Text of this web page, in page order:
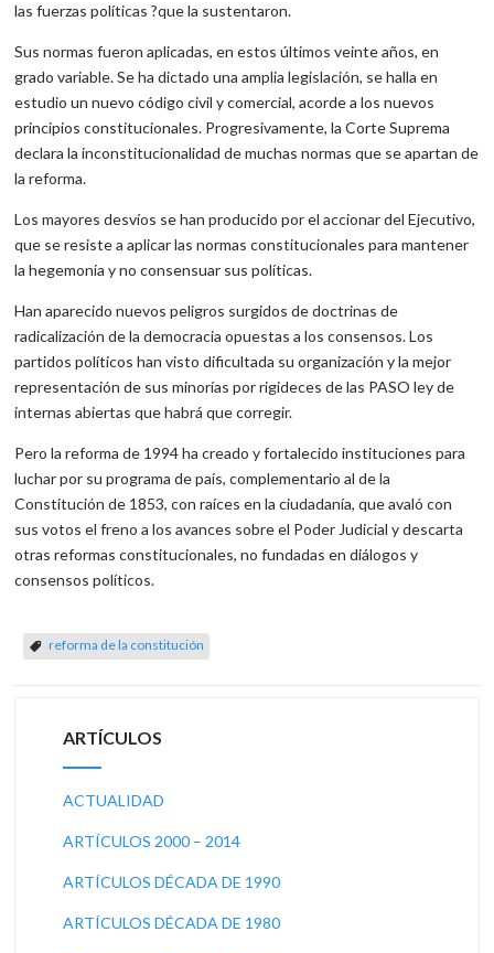
las fuerzas políticas ?que la sustentaron.
Sus normas fueron aplicadas, en estos últimos veinte años, en
grado variable. Se ha dictado una amplia legislación, se halla en
estudio un nuevo código civil y comercial, acorde a los nuevos
principios constitucionales. Progresivamente, la Corte Suprema
declara la inconstitucionalidad de muchas normas que se apartan de
la reforma.
Los mayores desvíos se han producido por el accionar del Ejecutivo,
que se resiste a aplicar las normas constitucionales para mantener
la hegemonía y no consensuar sus políticas.
Han aparecido nuevos peligros surgidos de doctrinas de
radicalización de la democracia opuestas a los consensos. Los
partidos políticos han visto dificultada su organización y la mejor
representación de sus minorías por rigideces de las PASO ley de
internas abiertas que habrá que corregir.
Pero la reforma de 1994 ha creado y fortalecido instituciones para
luchar por su programa de país, complementario al de la
Constitución de 1853, con raíces en la ciudadanía, que avaló con
sus votos el freno a los avances sobre el Poder Judicial y descarta
otras reformas constitucionales, no fundadas en diálogos y
consensos políticos.
reforma de la constitución
ARTÍCULOS
ACTUALIDAD
ARTÍCULOS 2000 – 2014
ARTÍCULOS DÉCADA DE 1990
ARTÍCULOS DÉCADA DE 1980